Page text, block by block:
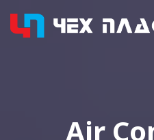
Air